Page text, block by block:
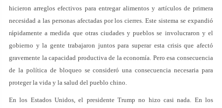
hicieron arreglos efectivos para entregar alimentos y artículos de primera
necesidad a las personas afectadas por los cierres. Este sistema se expandió
rápidamente a medida que otras ciudades y pueblos se involucraron y el
gobierno y la gente trabajaron juntos para superar esta crisis que afectó
gravemente la capacidad productiva de la economía. Pero esa consecuencia
de la política de bloqueo se consideró una consecuencia necesaria para
proteger la vida y la salud del pueblo chino.
En los Estados Unidos, el presidente Trump no hizo casi nada. En los